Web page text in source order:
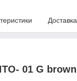
Доставка
01 G brown